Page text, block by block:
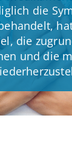
die
die
und die